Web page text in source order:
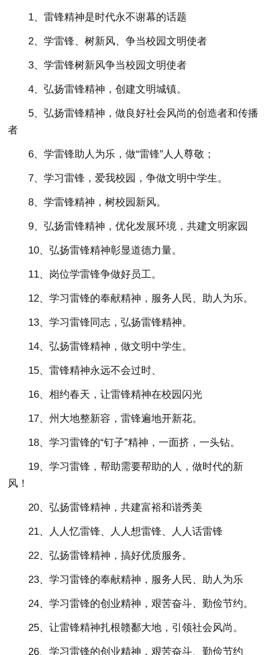
1、雷锋精神是时代永不谢幕的话题
2、学雷锋、树新风、争当校园文明使者
3、学雷锋树新风争当校园文明使者
4、弘扬雷锋精神，创建文明城镇。
5、弘扬雷锋精神，做良好社会风尚的创造者和传播
者
6、学雷锋助人为乐，做“雷锋”人人尊敬；
7、学习雷锋，爱我校园，争做文明中学生。
8、学雷锋精神，树校园新风。
9、弘扬雷锋精神，优化发展环境，共建文明家园
10、弘扬雷锋精神彰显道德力量。
11、岗位学雷锋争做好员工。
12、学习雷锋的奉献精神，服务人民、助人为乐。
13、学习雷锋同志，弘扬雷锋精神。
14、弘扬雷锋精神，做文明中学生。
15、雷锋精神永远不会过时、
16、相约春天，让雷锋精神在校园闪光
17、州大地整新容，雷锋遍地开新花。
18、学习雷锋的“钉子”精神，一面挤，一头钻。
19、学习雷锋，帮助需要帮助的人，做时代的新
风！
20、弘扬雷锋精神，共建富裕和谐秀美
21、人人忆雷锋、人人想雷锋、人人话雷锋
22、弘扬雷锋精神，搞好优质服务。
23、学习雷锋的奉献精神，服务人民、助人为乐
24、学习雷锋的创业精神，艰苦奋斗、勤俭节约。
25、让雷锋精神扎根赣鄱大地，引领社会风尚。
26、学习雷锋的创业精神，艰苦奋斗、勤俭节约